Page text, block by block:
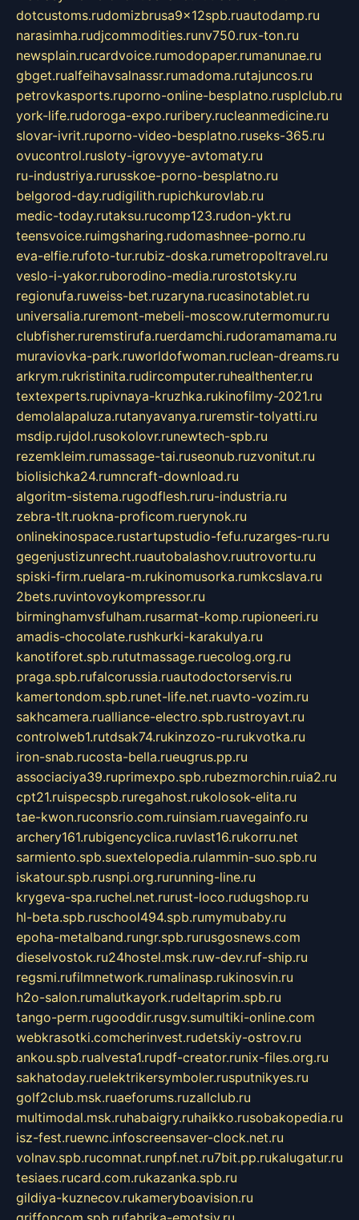
dotcustoms.rudomizbrusa9x12spb.ruautodamp.ru
narasimha.rudjcommodities.runv750.rux-ton.ru
newsplain.rucardvoice.rumodopaper.rumanunae.ru
gbget.rualfeihavsalnassr.rumadoma.rutajuncos.ru
petrovkasports.ruporno-online-besplatno.rusplclub.ru
york-life.rudoroga-expo.ruribery.rucleanmedicine.ru
slovar-ivrit.ruporno-video-besplatno.ruseks-365.ru
ovucontrol.rusloty-igrovyye-avtomaty.ru
ru-industriya.rurusskoe-porno-besplatno.ru
belgorod-day.rudigilith.rupichkurovlab.ru
medic-today.rutaksu.rucomp123.rudon-ykt.ru
teensvoice.ruimgsharing.rudomashnee-porno.ru
eva-elfie.rufoto-tur.rubiz-doska.rumetropoltravel.ru
veslo-i-yakor.ruborodino-media.rurostotsky.ru
regionufa.ruweiss-bet.ruzaryna.rucasinotablet.ru
universalia.ruremont-mebeli-moscow.rutermomur.ru
clubfisher.ruremstirufa.ruerdamchi.rudoramamama.ru
muraviovka-park.ruworldofwoman.ruclean-dreams.ru
arkrym.rukristinita.rudircomputer.ruhealthenter.ru
textexperts.rupivnaya-kruzhka.rukinofilmy-2021.ru
demolalapaluza.rutanyavanya.ruremstir-tolyatti.ru
msdip.rujdol.rusokolovr.runewtech-spb.ru
rezemkleim.rumassage-tai.ruseonub.ruzvonitut.ru
biolisichka24.rumncraft-download.ru
algoritm-sistema.rugodflesh.ruru-industria.ru
zebra-tlt.ruokna-proficom.ruerynok.ru
onlinekinospace.rustartupstudio-fefu.ruzarges-ru.ru
gegenjustizunrecht.ruautobalashov.ruutrovortu.ru
spiski-firm.ruelara-m.rukinomusorka.rumkcslava.ru
2bets.ruvintovoykompressor.ru
birminghamvsfulham.rusarmat-komp.rupioneeri.ru
amadis-chocolate.rushkurki-karakulya.ru
kanotiforet.spb.rututmassage.ruecolog.org.ru
praga.spb.rufalcorussia.ruautodoctorservis.ru
kamertondom.spb.runet-life.net.ruavto-vozim.ru
sakhcamera.rualliance-electro.spb.rustroyavt.ru
controlweb1.rutdsak74.rukinzozo-ru.rukvotka.ru
iron-snab.rucosta-bella.rueugrus.pp.ru
associaciya39.ruprimexpo.spb.rubezmorchin.ruia2.ru
cpt21.ruispecspb.ruregahost.rukolosok-elita.ru
tae-kwon.ruconsrio.com.ruinsiam.ruavegainfo.ru
archery161.rubigencyclica.ruvlast16.rukorru.net
sarmiento.spb.suextelopedia.rulammin-suo.spb.ru
iskatour.spb.rusnpi.org.rurunning-line.ru
krygeva-spa.ruchel.net.rurust-loco.rudugshop.ru
hl-beta.spb.ruschool494.spb.rumymubaby.ru
epoha-metalband.rungr.spb.rurusgosnews.com
dieselvostok.ru24hostel.msk.ruw-dev.ruf-ship.ru
regsmi.rufilmnetwork.rumalinasp.rukinosvin.ru
h2o-salon.rumalutkayork.rudeltaprim.spb.ru
tango-perm.rugooddir.rusgv.sumultiki-online.com
webkrasotki.comcherinvest.rudetskiy-ostrov.ru
ankou.spb.rualvesta1.rupdf-creator.runix-files.org.ru
sakhatoday.ruelektrikersymboler.rusputnikyes.ru
golf2club.msk.ruaeforums.ruzallclub.ru
multimodal.msk.ruhabaigry.ruhaikko.rusobakopedia.ru
isz-fest.ruewnc.infoscreensaver-clock.net.ru
volnav.spb.rucomnat.runpf.net.ru7bit.pp.rukalugatur.ru
tesiaes.rucard.com.rukazanka.spb.ru
gildiya-kuznecov.rukameryboavision.ru